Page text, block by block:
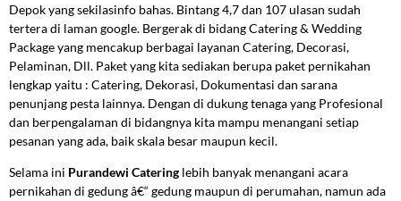
Depok yang sekilasinfo bahas. Bintang 4,7 dan 107 ulasan sudah
tertera di laman google. Bergerak di bidang Catering & Wedding
Package yang mencakup berbagai layanan Catering, Decorasi,
Pelaminan, Dll. Paket yang kita sediakan berupa paket pernikahan
lengkap yaitu : Catering, Dekorasi, Dokumentasi dan sarana
penunjang pesta lainnya. Dengan di dukung tenaga yang Profesional
dan berpengalaman di bidangnya kita mampu menangani setiap
pesanan yang ada, baik skala besar maupun kecil.
Selama ini Purandewi Catering lebih banyak menangani acara
pernikahan di gedung â€“ gedung maupun di perumahan, namun ada